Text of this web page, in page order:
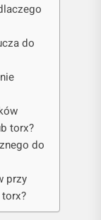
do
torx?
do
przy